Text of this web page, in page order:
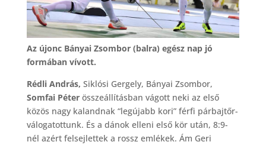
Az újonc Bányai Zsombor (balra) egész nap jó
formában vívott.
Rédli András, Siklósi Gergely, Bányai Zsombor,
Somfai Péterösszeállításban vágott neki az első
közös nagy kalandnak “legújabb kori” férfi párbajtőr-
válogatottunk. És a dánok elleni első kör után, 8:9-
nél azért felsejlettek a rossz emlékek. Ám Geri